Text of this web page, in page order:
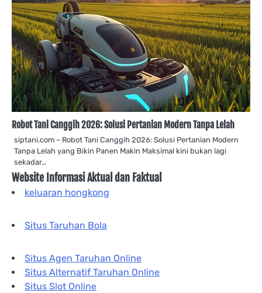
Robot Tani Canggih 2026: Solusi Pertanian Modern Tanpa Lelah
siptani.com – Robot Tani Canggih 2026: Solusi Pertanian Modern
Tanpa Lelah yang Bikin Panen Makin Maksimal kini bukan lagi
sekadar…
Website Informasi Aktual dan Faktual
keluaran hongkong
Situs Taruhan Bola
Situs Agen Taruhan Online
Situs Alternatif Taruhan Online
Situs Slot Online